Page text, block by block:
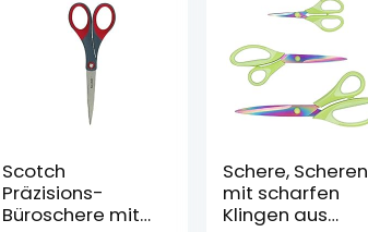
Scotch
Präzisions-
Büroschere mit
Schere, Scheren
mit scharfen
Klingen aus